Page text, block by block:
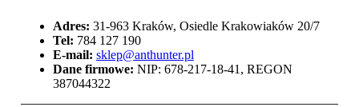
Adres: 31-963 Kraków, Osiedle Krakowiaków 20/7
Tel: 784 127 190
E-mail: sklep@anthunter.pl
Dane firmowe: NIP: 678-217-18-41, REGON
387044322